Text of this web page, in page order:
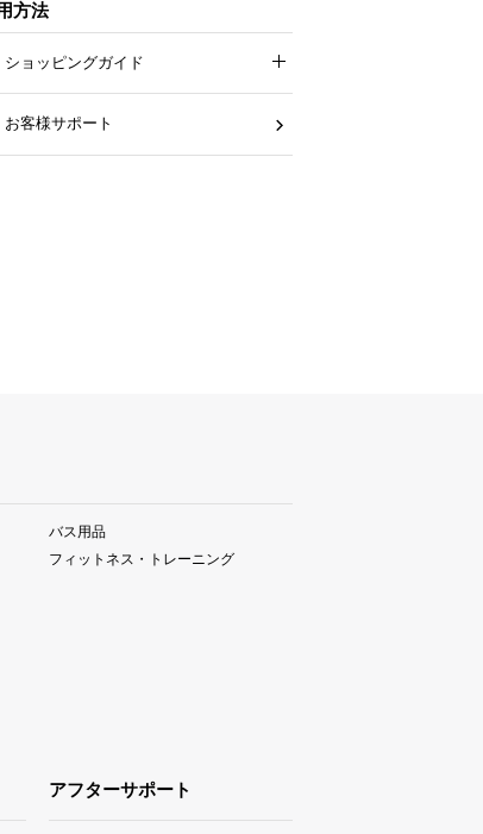
方法
ショッピングガイド
お客様サポート
バス用品
フィットネス・トレーニング
アフターサポート